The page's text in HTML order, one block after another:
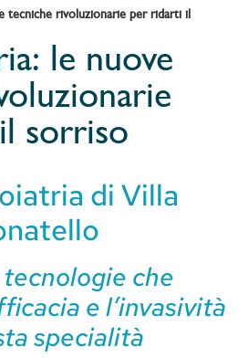
tecniche rivoluzionarie per ridarti il
le nuove
sorriso
di Villa
che
e l’invasività
specialità